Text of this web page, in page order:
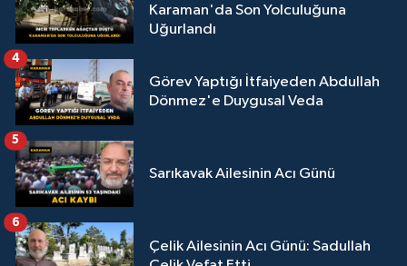
Karaman'da Son Yolculuğuna
Uğurlandı
Görev Yaptığı İtfaiyeden Abdullah
Dönmez'e Duygusal Veda
4
Sarıkavak Ailesinin Acı Günü
5
Çelik Ailesinin Acı Günü: Sadullah
6